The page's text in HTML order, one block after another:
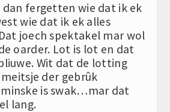
fergetten wie dat ik ek
wie dat ik ek alles
joech spektakel mar wol
oarder. Lot is lot en dat
Wit dat de lotting
der gebrûk
is swak…mar dat
lang.